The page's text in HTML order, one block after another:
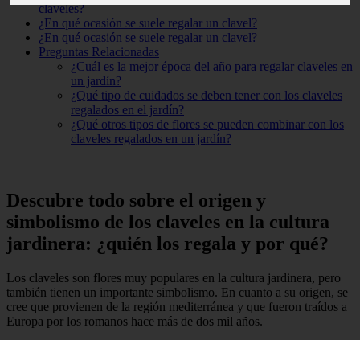
claveles?
¿En qué ocasión se suele regalar un clavel?
¿En qué ocasión se suele regalar un clavel?
Preguntas Relacionadas
¿Cuál es la mejor época del año para regalar claveles en
un jardín?
¿Qué tipo de cuidados se deben tener con los claveles
regalados en el jardín?
¿Qué otros tipos de flores se pueden combinar con los
claveles regalados en un jardín?
Descubre todo sobre el origen y
simbolismo de los claveles en la cultura
jardinera: ¿quién los regala y por qué?
Los claveles son flores muy populares en la cultura jardinera, pero
también tienen un importante simbolismo. En cuanto a su origen, se
cree que provienen de la región mediterránea y que fueron traídos a
Europa por los romanos hace más de dos mil años.